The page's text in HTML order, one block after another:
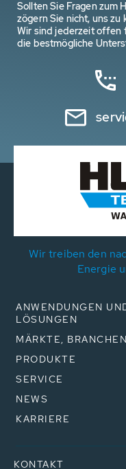
Sollten Sie Fragen zum
zögern Sie nicht, uns zu
Wir sind jederzeit offen
die bestmögliche
Wir treiben den
Energie
ANWENDUNGEN
LÖSUNGEN
MÄRKTE, BRANCHEN
PRODUKTE
SERVICE
NEWS
KARRIERE
KONTAKT